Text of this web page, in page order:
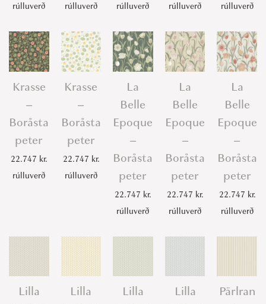
rúlluverð rúlluverð rúlluverð rúlluverð rúlluverð
Krasse
–
Boråsta
peter
22.747 kr.
rúlluverð
Krasse
–
Boråsta
peter
22.747 kr.
rúlluverð
La
Belle
Epoque
–
Boråsta
peter
22.747 kr.
rúlluverð
La
Belle
Epoque
–
Boråsta
peter
22.747 kr.
rúlluverð
La
Belle
Epoque
–
Boråsta
peter
22.747 kr.
rúlluverð
Lilla
Lilla
Lilla
Lilla
Pärlran